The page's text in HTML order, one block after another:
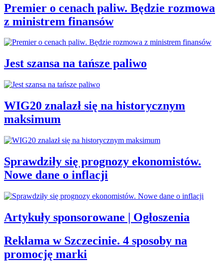
Premier o cenach paliw. Będzie rozmowa
z ministrem finansów
Jest szansa na tańsze paliwo
WIG20 znalazł się na historycznym
maksimum
Sprawdziły się prognozy ekonomistów.
Nowe dane o inflacji
Artykuły sponsorowane | Ogłoszenia
Reklama w Szczecinie. 4 sposoby na
promocję marki